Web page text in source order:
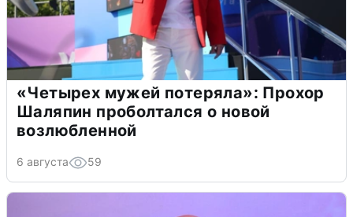
«Четырех мужей потеряла»: Прохор
Шаляпин проболтался о новой
возлюбленной
6 августа 59